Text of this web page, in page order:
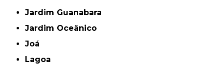
Jardim Guanabara
Jardim Oceânico
Joá
Lagoa